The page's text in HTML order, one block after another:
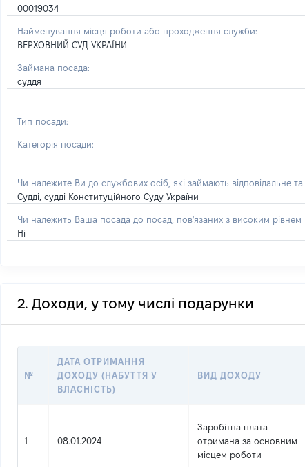
00019034
Найменування місця роботи або проходження служби:
ВЕРХОВНИЙ СУД УКРАЇНИ
Займана посада:
суддя
Тип посади:
Категорія посади:
Чи належите Ви до службових осіб, які займають відповідальне
Судді, судді Конституційного Суду України
Чи належить Ваша посада до посад, пов'язаних з високим рівнем
Ні
2. Доходи, у тому числі подарунки
№
ДАТА ОТРИМАННЯ
ДОХОДУ (НАБУТТЯ У
ВЛАСНІСТЬ)
ВИД ДОХОДУ
1 08.01.2024
Заробітна плата
отримана за основним
місцем роботи